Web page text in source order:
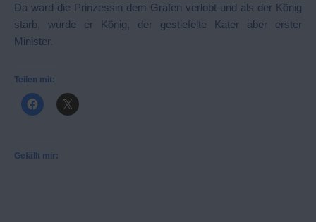
Da ward die Prinzessin dem Grafen verlobt und als der König
starb, wurde er König, der gestiefelte Kater aber erster
Minister.
Teilen mit:
Gefällt mir: